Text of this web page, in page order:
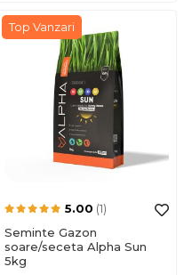
Top Vanzari
5.00 (1)
Seminte Gazon
soare/seceta Alpha Sun
5kg